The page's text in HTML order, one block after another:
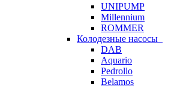
UNIPUMP
Millennium
ROMMER
Колодезные насосы
DAB
Aquario
Pedrollo
Belamos